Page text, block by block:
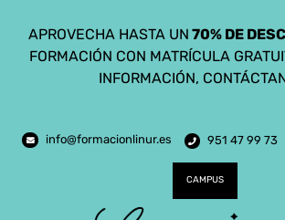
contenido
APROVECHA HASTA UN 70% DE
FORMACIÓN CON MATRÍCULA
INFORMACIÓN,
info@formacionlinur.es 951 47 99 73
CAMPUS